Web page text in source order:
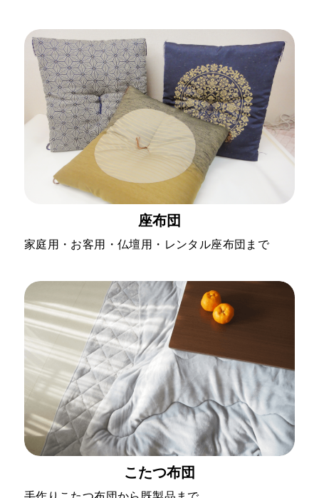
座布団
家庭用・お客用・仏壇用・レンタル座布団まで
こたつ布団